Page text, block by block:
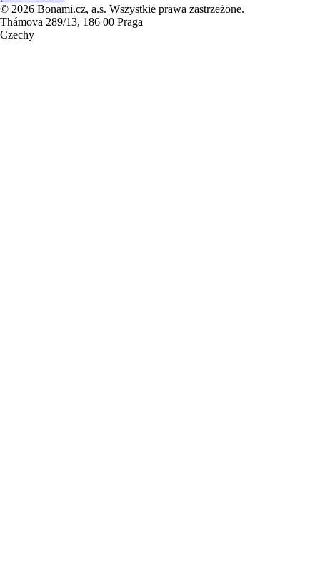
© 2026 Bonami.cz, a.s. Wszystkie prawa zastrzeżone.
Thámova 289/13, 186 00 Praga
Czechy